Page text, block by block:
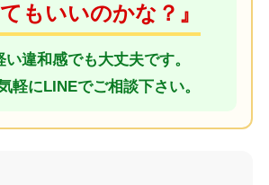
もいいのかな？』
い違和感でも大丈夫です。
軽にLINEでご相談下さい。